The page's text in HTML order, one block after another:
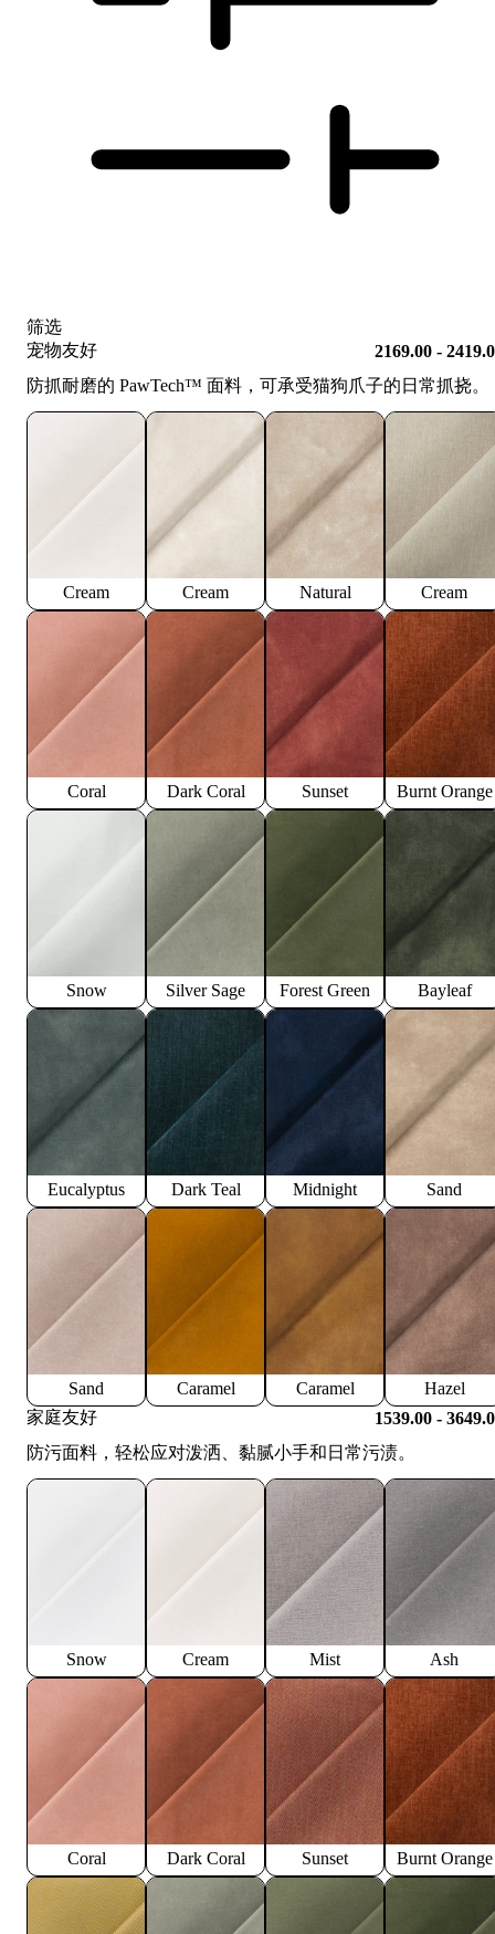
筛选
宠物友好
2169.00 -
防抓耐磨的 PawTech™️ 面料，可承受猫狗爪子的日常抓挠。
Cream Cream Natural Cream
Coral Dark Coral Sunset Burnt Orange
Snow Silver Sage Forest Green Bayleaf
Eucalyptus Dark Teal Midnight Sand
Sand Caramel Caramel
Hazel
家庭友好
1539.00 -
防污面料，轻松应对泼洒、黏腻小手和日常污渍。
Snow Cream Mist Ash
Coral Dark Coral Sunset Burnt Orange